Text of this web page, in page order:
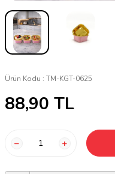
Ürün Kodu : TM-KGT-0625
88,90 TL